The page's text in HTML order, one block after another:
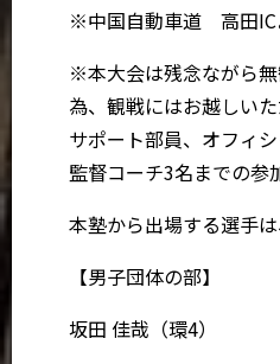
※中国自動車道 高田IC
※本大会は残念ながら
為、観戦にはお越しい
サポート部員、オフィ
監督コーチ3名までの参
本塾から出場する選手は
【男子団体の部】
坂田 佳哉（環4）